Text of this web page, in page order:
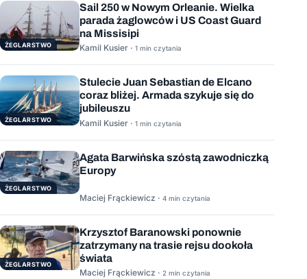
ŻEGLARSTWO
Sail 250 w Nowym Orleanie. Wielka
parada żaglowców i US Coast Guard
na Missisipi
Kamil Kusier · 1 min czytania
ŻEGLARSTWO
Stulecie Juan Sebastian de Elcano
coraz bliżej. Armada szykuje się do
jubileuszu
Kamil Kusier · 1 min czytania
ŻEGLARSTWO
Agata Barwińska szóstą zawodniczką
Europy
Maciej Frąckiewicz · 4 min czytania
ŻEGLARSTWO
Krzysztof Baranowski ponownie
zatrzymany na trasie rejsu dookoła
świata
Maciej Frąckiewicz · 2 min czytania